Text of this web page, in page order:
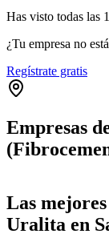
Has visto todas las
¿Tu empresa no
Regístrate gratis
Empresas
+
−
Las
Uralita en